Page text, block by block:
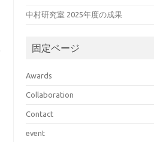
中村研究室 2025年度の成果
固定ページ
Awards
Collaboration
Contact
event